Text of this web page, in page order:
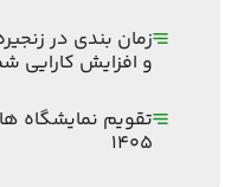
زمان بندی در
و افزایش کارایی
۱۴۰۵